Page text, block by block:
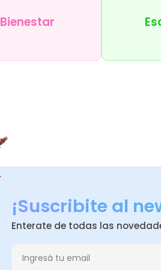
Bienestar
¡Suscribite al
Enterate de todas las